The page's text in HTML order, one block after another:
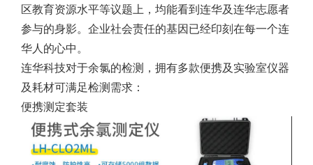
区教育资源水平等议题上，均能看到连华及连华志愿者
参与的身影。企业社会责任的基因已经印刻在每一个连
华人的心中。
连华科技对于余氯的检测，拥有多款便携及实验室仪器
及耗材可满足检测需求：
便携测定套装